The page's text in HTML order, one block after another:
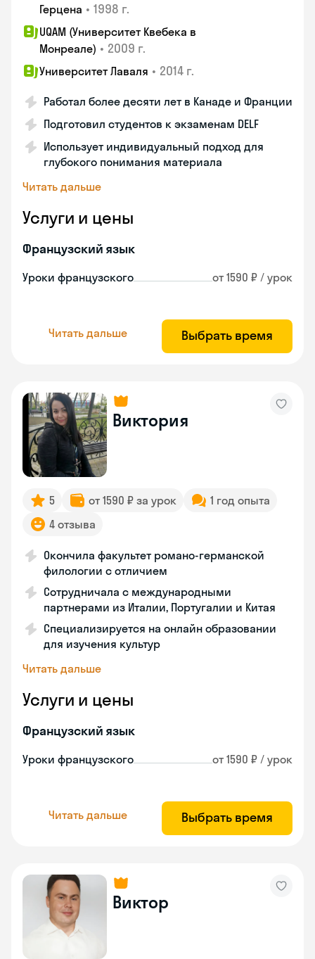
Герцена • 1998 г.
UQAM (Университет Квебека в
Монреале) • 2009 г.
Университет Лаваля • 2014 г.
Работал более десяти лет в Канаде и Франции
Подготовил студентов к экзаменам DELF
Использует индивидуальный подход для
глубокого понимания материала
Читать дальше
Услуги и цены
Французский язык
Уроки французского от 1590 ₽ / урок
Читать дальше Выбрать время
Виктория
5 от 1590 ₽ за урок
1 год опыта
4 отзыва
Окончила факультет романо-германской
филологии с отличием
Сотрудничала с международными
партнерами из Италии, Португалии и Китая
Специализируется на онлайн образовании
для изучения культур
Читать дальше
Услуги и цены
Французский язык
Уроки французского от 1590 ₽ / урок
Читать дальше Выбрать время
Виктор